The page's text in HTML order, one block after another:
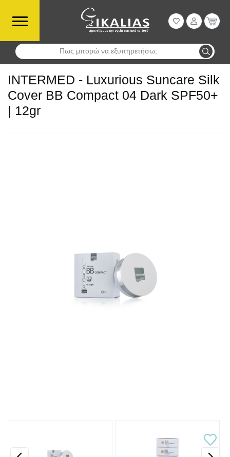
Πως μπορώ να εξυπηρετήσω;
Αναζήτηση
INTERMED - Luxurious Suncare Silk
Cover BB Compact 04 Dark SPF50+
| 12gr